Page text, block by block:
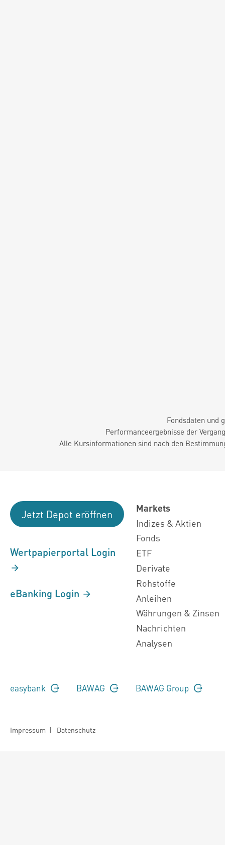
Fondsdaten und
Performanceergebnisse der
Alle Kursinformationen sind nach den
Jetzt Depot eröffnen
Wertpapierportal Login
eBanking Login
Markets
Indizes & Aktien
Fonds
ETF
Derivate
Rohstoffe
Anleihen
Währungen & Zinsen
Nachrichten
Analysen
easybank BAWAG BAWAG Group
Impressum | Datenschutz